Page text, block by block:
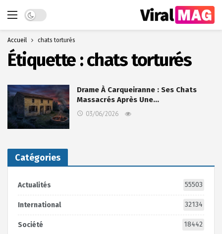
Dark mode
Accueil chats torturés
Étiquette :chats torturés
Drame À Carqueiranne : Ses Chats
Massacrés Après Une…
03/06/2026
Catégories
Actualités 55503
International 32134
Société 18442